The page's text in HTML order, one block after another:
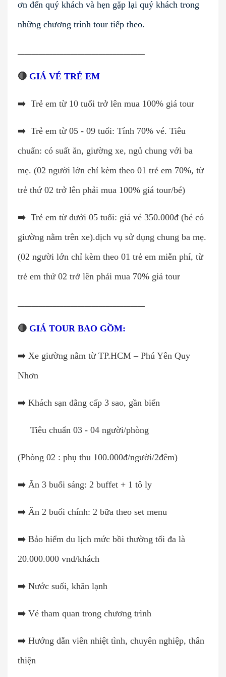
ơn đến quý khách và hẹn gặp lại quý khách trong
những chương trình tour tiếp theo.
🔴 GIÁ VÉ TRẺ EM
➡️ Trẻ em từ 10 tuổi trở lên mua 100% giá tour
➡️ Trẻ em từ 05 - 09 tuổi: Tính 70% vé. Tiêu
chuẩn: có suất ăn, giường xe, ngủ chung với ba
mẹ. (02 người lớn chỉ kèm theo 01 trẻ em 70%, từ
trẻ thứ 02 trở lên phải mua 100% giá tour/bé)
➡️ Trẻ em từ dưới 05 tuổi: giá vé 350.000đ (bé có
giường nằm trên xe).dịch vụ sử dụng chung ba mẹ.
(02 người lớn chỉ kèm theo 01 trẻ em miễn phí, từ
trẻ em thứ 02 trở lên phải mua 70% giá tour
🔴 GIÁ TOUR BAO GỒM:
➡️ Xe giường nằm từ TP.HCM – Phú Yên Quy
Nhơn
➡️ Khách sạn đẳng cấp 3 sao, gần biển
Tiêu chuẩn 03 - 04 người/phòng
(Phòng 02 : phụ thu 100.000đ/người/2đêm)
➡️ Ăn 3 buổi sáng: 2 buffet + 1 tô ly
➡️ Ăn 2 buổi chính: 2 bữa theo set menu
➡️ Bảo hiểm du lịch mức bồi thường tối đa là
20.000.000 vnđ/khách
➡️ Nước suối, khăn lạnh
➡️ Vé tham quan trong chương trình
➡️ Hướng dẫn viên nhiệt tình, chuyên nghiệp, thân
thiện